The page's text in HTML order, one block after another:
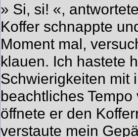
» Si, si! «,
Koffer schnappte
Moment mal,
klauen. Ich hastete
Schwierigkeiten mit
beachtliches
öffnete er den
verstaute mein